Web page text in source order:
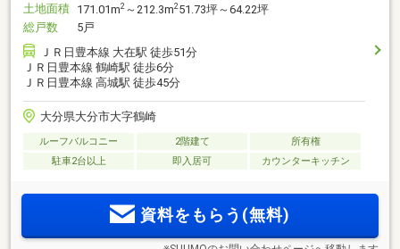
土地面積 171.01m2 ～212.3m2 51.73坪～64.22坪
総戸数
5戸
ＪＲ日豊本線 大在駅 徒歩51分
ＪＲ日豊本線 鶴崎駅 徒歩6分
ＪＲ日豊本線 高城駅 徒歩45分
大分県大分市大字鶴崎
ルーフバルコニー 2階建て
所有権
駐車2台以上
即入居可 カウンターキッチン
資料をもらう(無料)